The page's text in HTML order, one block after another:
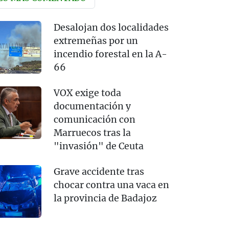
Desalojan dos localidades
extremeñas por un
incendio forestal en la A-
66
VOX exige toda
documentación y
comunicación con
Marruecos tras la
"invasión" de Ceuta
Grave accidente tras
chocar contra una vaca en
la provincia de Badajoz